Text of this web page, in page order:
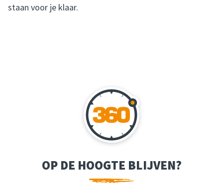
staan voor je klaar.
OP DE HOOGTE BLIJVEN?